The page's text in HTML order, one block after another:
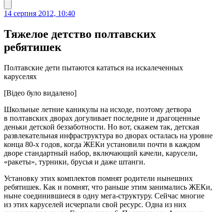
14 серпня 2012, 10:40
Тяжелое детство полтавских
ребятишек
Полтавские дети пытаются кататься на искалеченных
каруселях
[Відео було видалено]
Школьные летние каникулы на исходе, поэтому детвора
в полтавских дворах догуливает последние и драгоценные
деньки детской беззаботности. Но вот, скажем так, детская
развлекательная инфраструктура во дворах осталась на уровне
конца 80-х годов, когда ЖЕКи установили почти в каждом
дворе стандартный набор, включающий качели, карусели,
«ракеты», турники, брусья и даже штанги.
Установку этих комплектов помнят родители нынешних
ребятишек. Как и помнят, что раньше этим занимались ЖЕКи,
ныне соединившиеся в одну мега-структуру. Сейчас многие
из этих каруселей исчерпали свой ресурс. Одна из них